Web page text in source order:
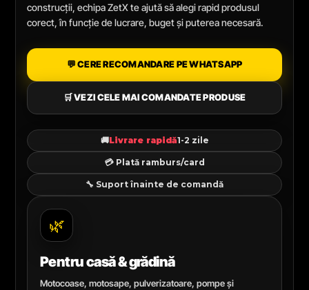
construcții, echipa ZetX te ajută să alegi rapid produsul
corect, în funcție de lucrare, buget și puterea necesară.
💬 CERE RECOMANDARE PE WHATSAPP
🛒 VEZI CELE MAI COMANDATE PRODUSE
🚚Livrare rapidă1-2 zile
💳 Plată ramburs/card
🔧 Suport înainte de comandă
🌿
Pentru casă & grădină
Motocoase, motosape, pulverizatoare, pompe și